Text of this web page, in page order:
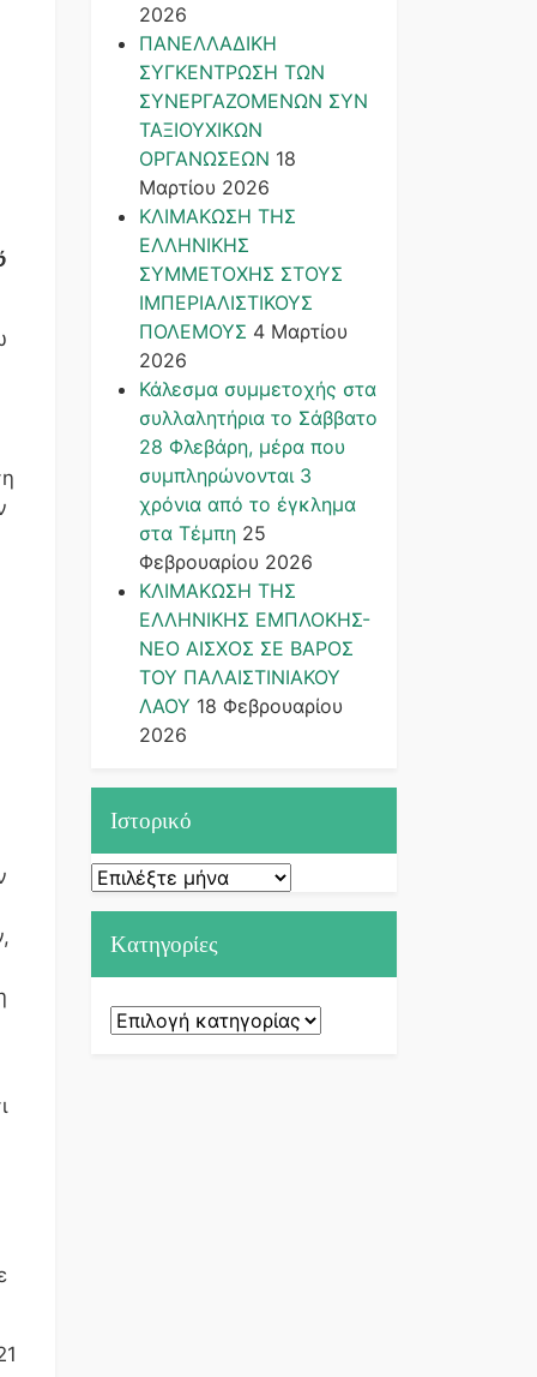
2026
ΠΑΝΕΛΛΑΔΙΚΗ
ΣΥΓΚΕΝΤΡΩΣΗ ΤΩΝ
ΣΥΝΕΡΓΑΖΟΜΕΝΩΝ ΣΥΝ
ΤΑΞΙΟΥΧΙΚΩΝ
ΟΡΓΑΝΩΣΕΩΝ 18
Μαρτίου 2026
ΚΛΙΜΑΚΩΣΗ ΤΗΣ
ΕΛΛΗΝΙΚΗΣ
ΣΥΜΜΕΤΟΧΗΣ ΣΤΟΥΣ
ΙΜΠΕΡΙΑΛΙΣΤΙΚΟΥΣ
ΠΟΛΕΜΟΥΣ 4 Μαρτίου
2026
Κάλεσμα συμμετοχής στα
συλλαλητήρια το Σάββατο
28 Φλεβάρη, μέρα που
συμπληρώνονται 3
χρόνια από το έγκλημα
στα Τέμπη 25
Φεβρουαρίου 2026
ΚΛΙΜΑΚΩΣΗ ΤΗΣ
ΕΛΛΗΝΙΚΗΣ ΕΜΠΛΟΚΗΣ-
ΝΕΟ ΑΙΣΧΟΣ ΣΕ ΒΑΡΟΣ
ΤΟΥ ΠΑΛΑΙΣΤΙΝΙΑΚΟΥ
ΛΑΟΥ 18 Φεβρουαρίου
2026
Ιστορικό
Ιστορικό
Kατηγορίες
Kατηγορίες